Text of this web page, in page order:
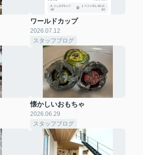
ワールドカップ
2026.07.12
スタッフブログ
懐かしいおもちゃ
2026.06.29
スタッフブログ